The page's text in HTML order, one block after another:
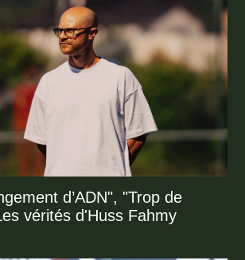
d’ADN", "Trop de
vérités d'Huss Fahmy